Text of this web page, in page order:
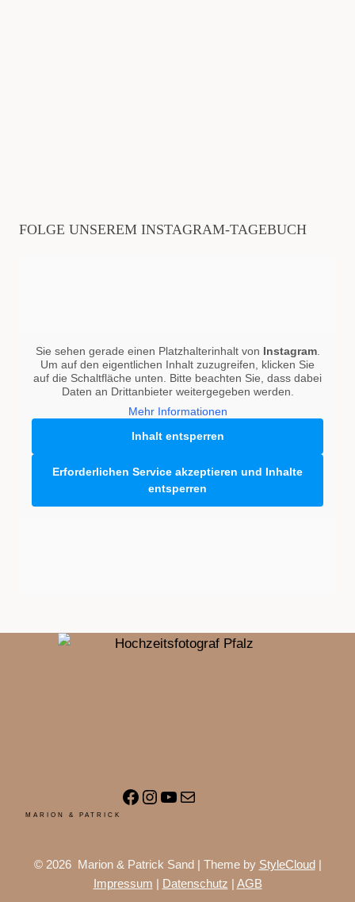
FOLGE UNSEREM INSTAGRAM-TAGEBUCH
Sie sehen gerade einen Platzhalterinhalt von Instagram.
Um auf den eigentlichen Inhalt zuzugreifen, klicken Sie
auf die Schaltfläche unten. Bitte beachten Sie, dass dabei
Daten an Drittanbieter weitergegeben werden.
Mehr Informationen
Inhalt entsperren
Erforderlichen Service akzeptieren und Inhalte
entsperren
MARION & PATRICK
Facebook
Instagram
YouTube
E-Mail
© 2026 Marion & Patrick Sand | Theme by StyleCloud|
Impressum | Datenschutz | AGB